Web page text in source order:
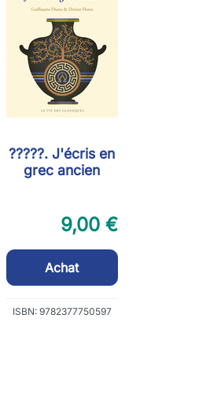
?????. J'écris en
grec ancien
9,00 €
Achat
ISBN: 9782377750597